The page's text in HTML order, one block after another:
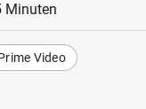
Minuten
Video